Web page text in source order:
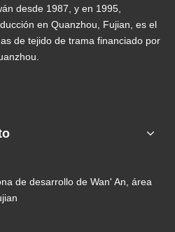
desde 1987, y en 1995,
en Quanzhou, Fujian, es el
de tejido de trama financiado por
de desarrollo de Wan' An, área